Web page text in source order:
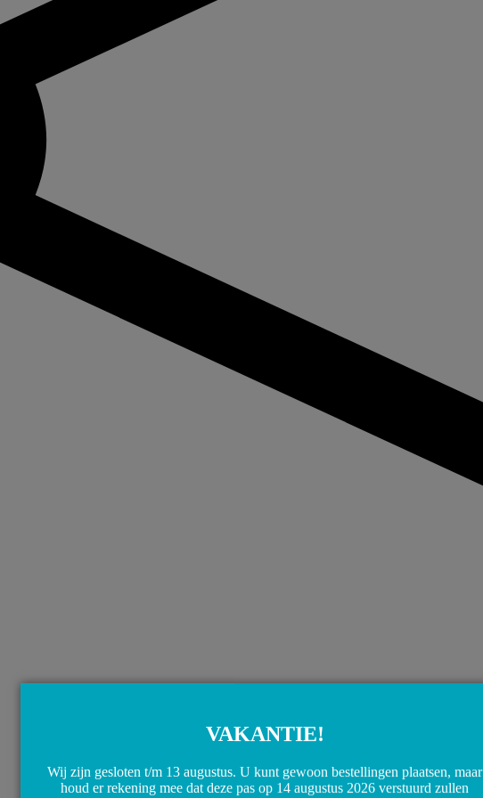
VAKANTIE!
Wij zijn gesloten t/m 13 augustus. U kunt gewoon bestellingen plaatsen, maar
houd er rekening mee dat deze pas op 14 augustus 2026 verstuurd zullen